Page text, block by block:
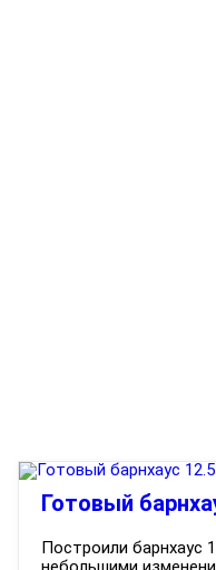
Готовый
Построили барнхаус